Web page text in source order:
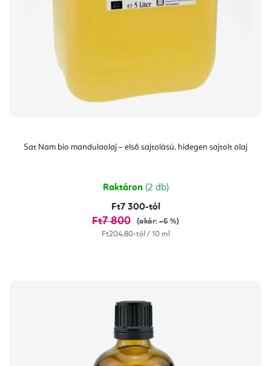
Sat Nam bio mandulaolaj – első sajtolású, hidegen sajtolt olaj
Raktáron (2 db)
Ft7 300-tól
Ft7 800
(akár: –6 %)
Egységár:
Ft204,80-tól / 10 ml